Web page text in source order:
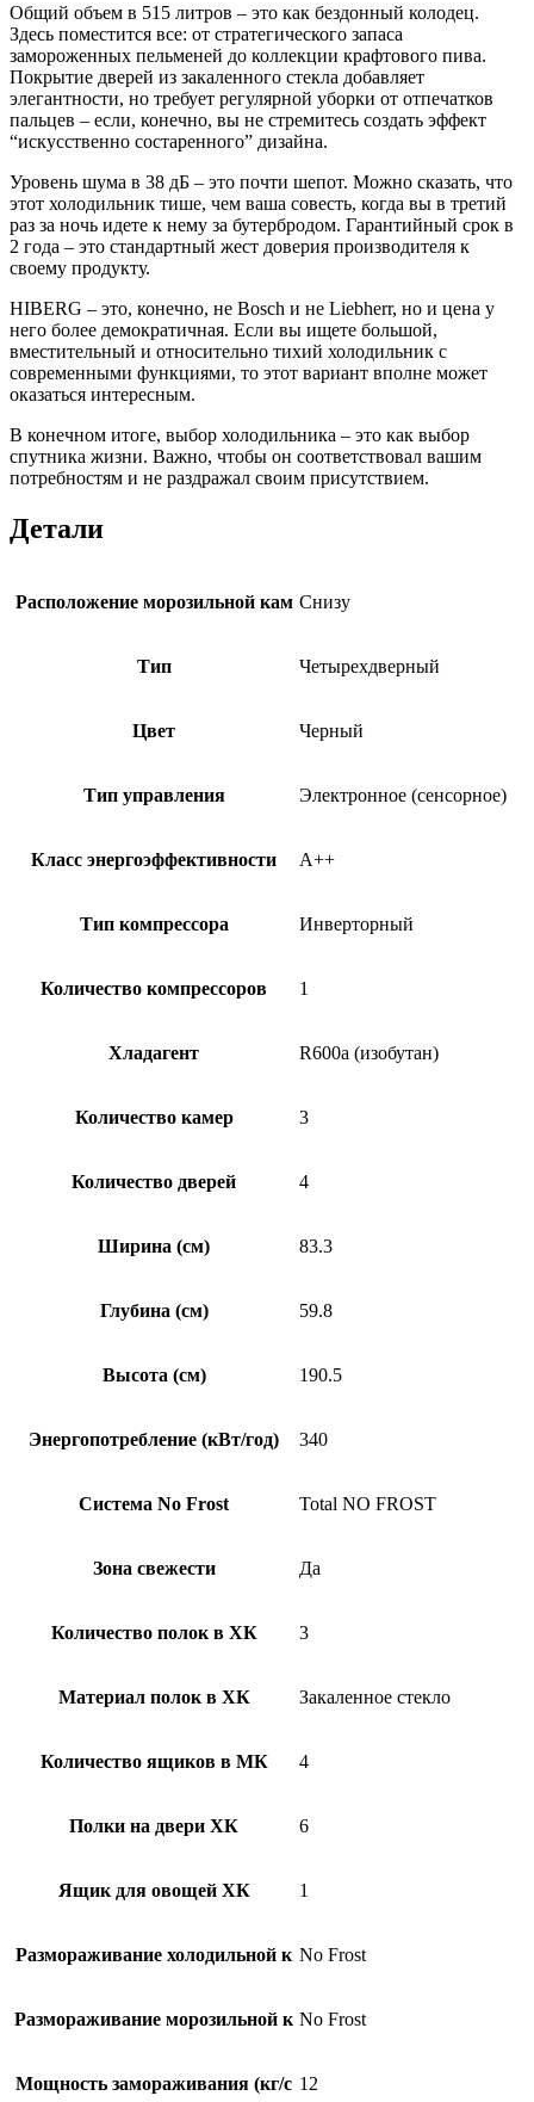
Общий объем в 515 литров – это как бездонный колодец.
Здесь поместится все: от стратегического запаса
замороженных пельменей до коллекции крафтового пива.
Покрытие дверей из закаленного стекла добавляет
элегантности, но требует регулярной уборки от отпечатков
пальцев – если, конечно, вы не стремитесь создать эффект
“искусственно состаренного” дизайна.
Уровень шума в 38 дБ – это почти шепот. Можно сказать, что
этот холодильник тише, чем ваша совесть, когда вы в третий
раз за ночь идете к нему за бутербродом. Гарантийный срок в
2 года – это стандартный жест доверия производителя к
своему продукту.
HIBERG – это, конечно, не Bosch и не Liebherr, но и цена у
него более демократичная. Если вы ищете большой,
вместительный и относительно тихий холодильник с
современными функциями, то этот вариант вполне может
оказаться интересным.
В конечном итоге, выбор холодильника – это как выбор
спутника жизни. Важно, чтобы он соответствовал вашим
потребностям и не раздражал своим присутствием.
Детали
Расположение морозильной кам Снизу
Тип Четырехдверный
Цвет Черный
Тип управления Электронное (сенсорное)
Класс энергоэффективности A++
Тип компрессора Инверторный
Количество компрессоров 1
Хладагент R600a (изобутан)
Количество камер 3
Количество дверей 4
Ширина (см) 83.3
Глубина (см) 59.8
Высота (см) 190.5
Энергопотребление (кВт/год) 340
Система No Frost Total NO FROST
Зона свежести Да
Количество полок в ХК 3
Материал полок в ХК Закаленное стекло
Количество ящиков в МК 4
Полки на двери ХК 6
Ящик для овощей ХК 1
Размораживание холодильной к No Frost
Размораживание морозильной к No Frost
Мощность замораживания (кг/c 12